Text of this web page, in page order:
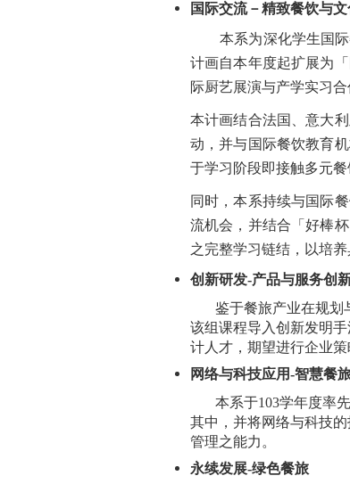
国际交流－精致餐饮与
本系为深化学生国际
计画自本年度起扩展为
际厨艺展演与产学实习
本计画结合法国、意大
动，并与国际餐饮教育
于学习阶段即接触多元
同时，本系持续与国际
流机会，并结合「好棒
之完整学习链结，以培
创新研发-产品与服务创
鉴于餐旅产业在规划与
该组课程导入创新发明
计人才，期望进行企业
网络与科技应用-智慧餐
本系于103学年度率先
其中，并将网络与科技
管理之能力。
永续发展-绿色餐旅